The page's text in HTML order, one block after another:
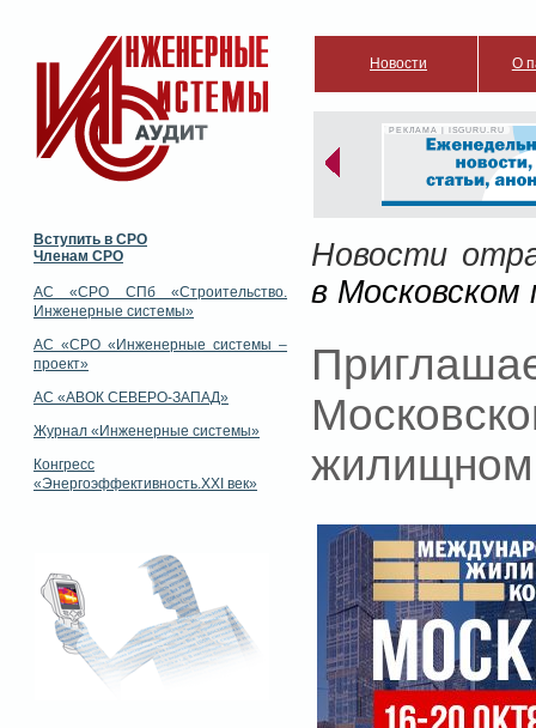
Новости О
РЕКЛАМА | ISGURU.RU
Вступить в СРО
Членам СРО
АС «СРО СПб «Строительство.
Инженерные системы»
АС «СРО «Инженерные системы –
проект»
АС «АВОК СЕВЕРО-ЗАПАД»
Журнал «Инженерные системы»
Конгресс
«Энергоэффективность.XXI век»
Новости
в
жилищном